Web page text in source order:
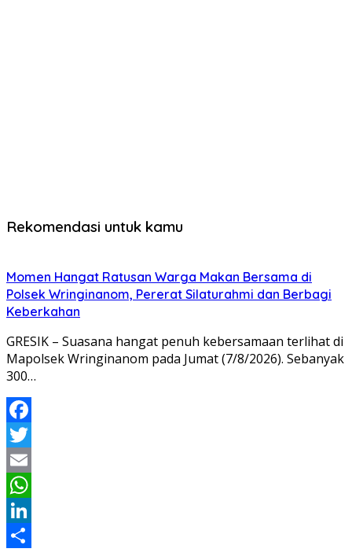
Rekomendasi untuk kamu
Momen Hangat Ratusan Warga Makan Bersama di
Polsek Wringinanom, Pererat Silaturahmi dan Berbagi
Keberkahan
GRESIK – Suasana hangat penuh kebersamaan terlihat di
Mapolsek Wringinanom pada Jumat (7/8/2026). Sebanyak
300…
Facebook
Twitter
Email
WhatsApp
LinkedIn